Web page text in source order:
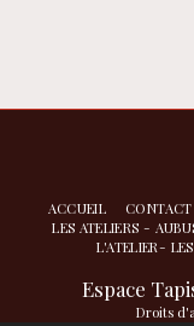
Espace
Droits
ACCUEIL CONTACT
LES ATELIERS -
L'ATELIER-